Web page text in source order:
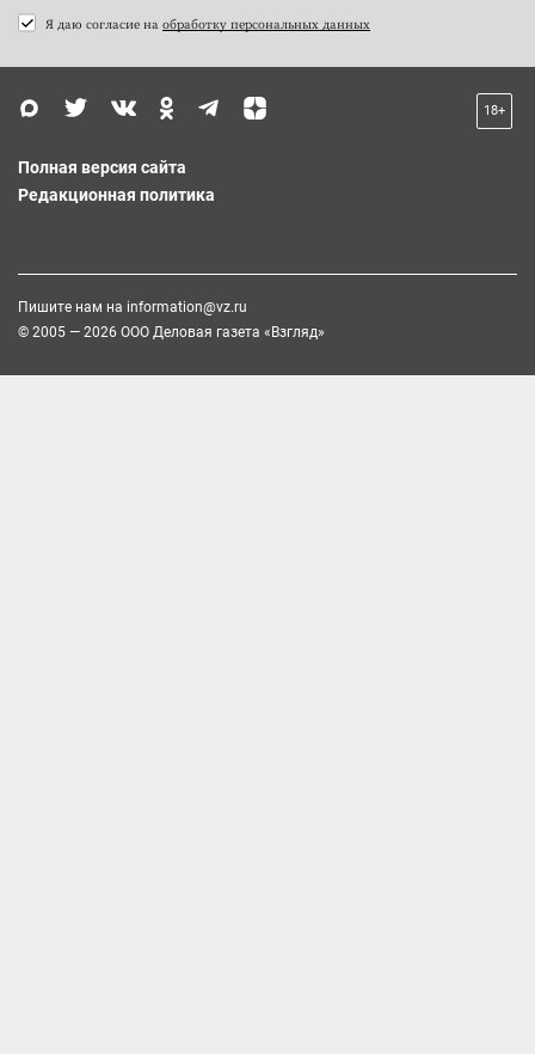
Я даю согласие на обработку персональных данных
18+
Полная версия сайта
Редакционная политика
Пишите нам на information@vz.ru
© 2005 — 2026 ООО Деловая газета «Взгляд»